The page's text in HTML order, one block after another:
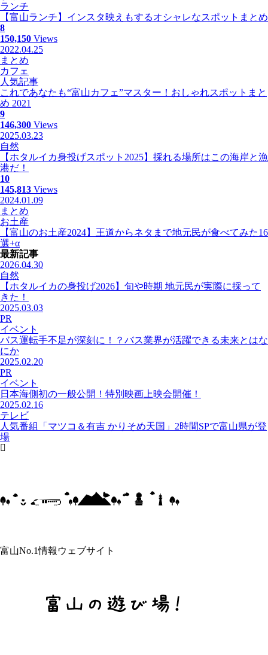
ランチ
【富山ランチ】インスタ映えもするオシャレなスポットまとめ
8
150,150 Views
2022.04.25
まとめ
カフェ
人気記事
これであなたも“富山カフェ”マスター！おしゃれスポットまと
め 2021
9
146,300 Views
2025.03.23
自然
【ホタルイカ身投げスポット2025】採れる場所はこの海岸と漁
港だ！
10
145,813 Views
2024.01.09
まとめ
お土産
【富山のお土産2024】王道からネタまで地元民が食べてみた16
選+α
最新記事
2026.04.30
自然
【ホタルイカの身投げ2026】旬や時期 地元民が実際に採って
きた！
2025.03.03
PR
イベント
バス運転手不足が深刻に！？バス業界が活躍できる未来とはな
にか
2025.02.20
PR
イベント
日本海側初の一般公開！特別映画上映会開催！
2025.02.16
テレビ
人気番組「マツコ＆有吉 かりそめ天国」2時間SPで富山県が登
場
富山No.1情報ウェブサイト